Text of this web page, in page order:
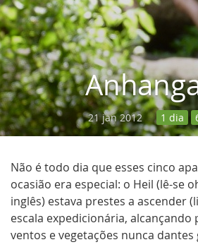
21 jan 2012 1 dia
Não é todo dia que esses cinco
ocasião era especial: o Heil (lê-se
inglês) estava prestes a ascender
escala expedicionária, alcançando
ventos e vegetações nunca dantes